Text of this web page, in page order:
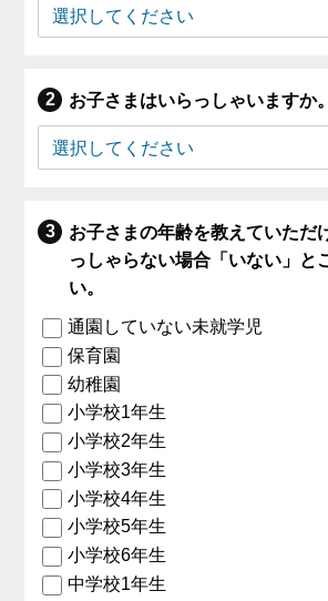
お子さまはいらっしゃいますか。
お子さまの年齢を教えていただ
っしゃらない場合「いない」と
い。
通園していない未就学児
保育園
幼稚園
小学校1年生
小学校2年生
小学校3年生
小学校4年生
小学校5年生
小学校6年生
中学校1年生